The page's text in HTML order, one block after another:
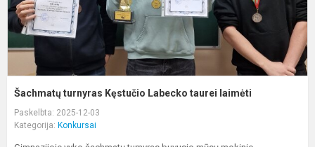
Šachmatų turnyras Kęstučio Labecko taurei laimėti
Paskelbta: 2025-12-03
Kategorija: Konkursai